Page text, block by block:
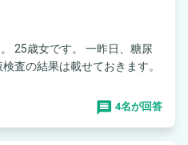
す。 一昨日、糖尿
査の結果は載せておきます。
4名が回答